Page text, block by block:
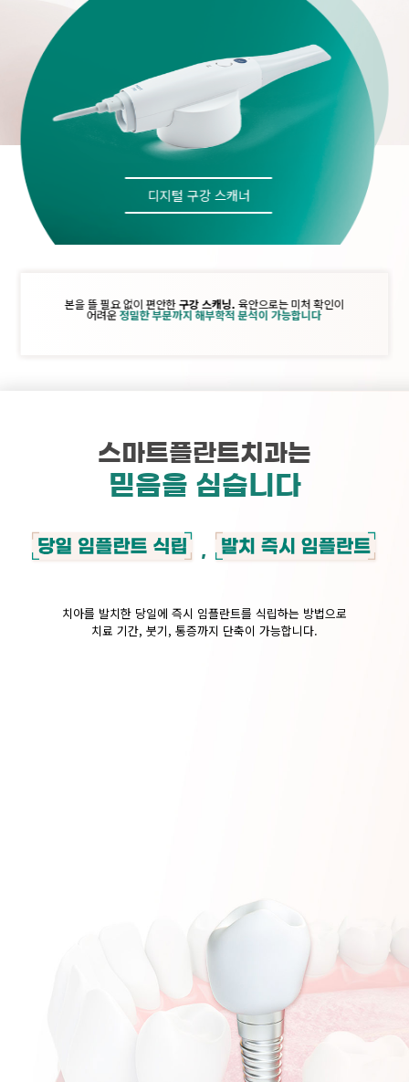
디지털 구강 스캐너
본을 뜰 필요 없이 편안한구강 스캐닝.육안으로는 미처 확인이
어려운정밀한 부분까지 해부학적 분석이 가능합니다
스마트플란트치과는
믿음을 심습니다
,
치아를 발치한 당일에 즉시 임플란트를 식립하는 방법으로
치료 기간, 붓기, 통증까지 단축이 가능합니다.